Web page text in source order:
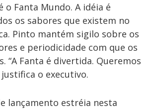
o Fanta Mundo. A idéia é
os sabores que existem no
Pinto mantém sigilo sobre os
e periodicidade com que os
“A Fanta é divertida. Queremos
o executivo.
lançamento estréia nesta